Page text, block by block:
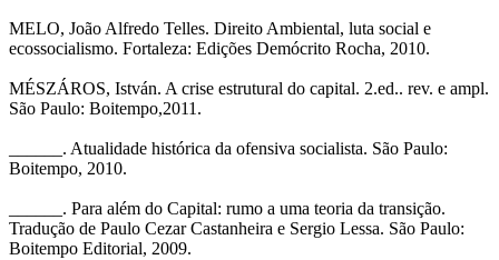
MELO, João Alfredo Telles. Direito Ambiental, luta social e
ecossocialismo. Fortaleza: Edições Demócrito Rocha, 2010.
MÉSZÁROS, István. A crise estrutural do capital. 2.ed.. rev. e ampl.
São Paulo: Boitempo,2011.
______. Atualidade histórica da ofensiva socialista. São Paulo:
Boitempo, 2010.
______. Para além do Capital: rumo a uma teoria da transição.
Tradução de Paulo Cezar Castanheira e Sergio Lessa. São Paulo:
Boitempo Editorial, 2009.